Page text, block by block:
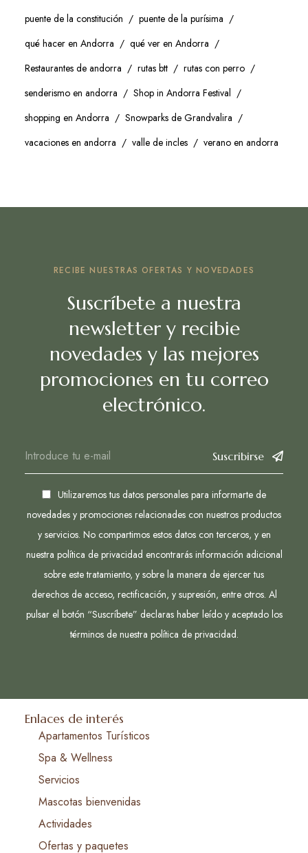
puente de la constitución
puente de la purísima
qué hacer en Andorra
qué ver en Andorra
Restaurantes de andorra
rutas btt
rutas con perro
senderismo en andorra
Shop in Andorra Festival
shopping en Andorra
Snowparks de Grandvalira
vacaciones en andorra
valle de incles verano en andorra
RECIBE NUESTRAS OFERTAS Y NOVEDADES
Suscríbete a nuestra
newsletter y recibie
novedades y las mejores
promociones en tu correo
electrónico.
Suscribirse
Utilizaremos tus datos personales para informarte de
novedades y promociones relacionades con nuestros productos
y servicios. No compartimos estos datos con terceros, y en
nuestra política de privacidad encontrarás información adicional
sobre este tratamiento, y sobre la manera de ejercer tus
derechos de acceso, rectificación, y supresión, entre otros. Al
pulsar el botón “Suscríbete” declaras haber leído y aceptado los
términos de nuestra política de privacidad.
Enlaces de interés
Apartamentos Turísticos
Spa & Wellness
Servicios
Mascotas bienvenidas
Actividades
Ofertas y paquetes